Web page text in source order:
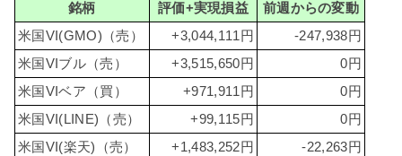
銘柄 評価+実現損益
前週からの変動
米国VI(GMO)（売）
+3,044,111円
-247,938円
米国VIブル（売）
+3,515,650円
0円
米国VIベア（買）
+971,911円
0円
米国VI(LINE)（売）
+99,115円
0円
米国VI(楽天)（売）
+1,483,252円
-22,263円